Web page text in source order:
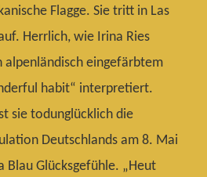
Flagge. Sie tritt in Las
Herrlich, wie Irina Ries
alpenländisch eingefärbtem
habit“ interpretiert.
sie todunglücklich die
Deutschlands am 8. Mai
Blau Glücksgefühle. „Heut